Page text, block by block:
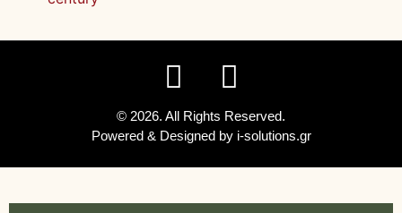
© 2026. All Rights Reserved.
Powered & Designed by i-solutions.gr